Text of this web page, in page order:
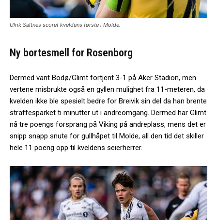
Ulrik Saltnes scoret kveldens første i Molde.
Ny bortesmell for Rosenborg
Dermed vant Bodø/Glimt fortjent 3-1 på Aker Stadion, men
vertene misbrukte også en gyllen mulighet fra 11-meteren, da
kvelden ikke ble spesielt bedre for Breivik sin del da han brente
straffesparket ti minutter ut i andreomgang. Dermed har Glimt
nå tre poengs forsprang på Viking på andreplass, mens det er
snipp snapp snute for gullhåpet til Molde, all den tid det skiller
hele 11 poeng opp til kveldens seierherrer.